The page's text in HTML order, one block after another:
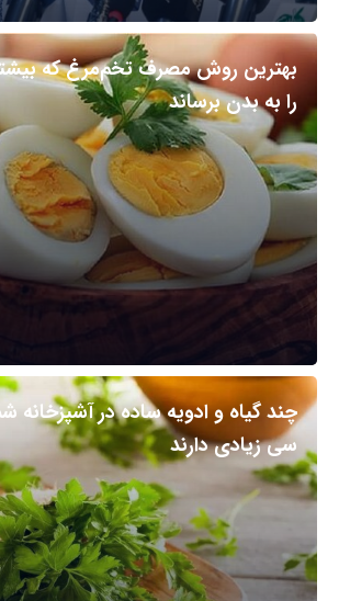
بهترین روش مصرف تخم‌مرغ که
را به بدن برساند
چند گیاه و ادویه ساده در آشپزخانه
سی زیادی دارند